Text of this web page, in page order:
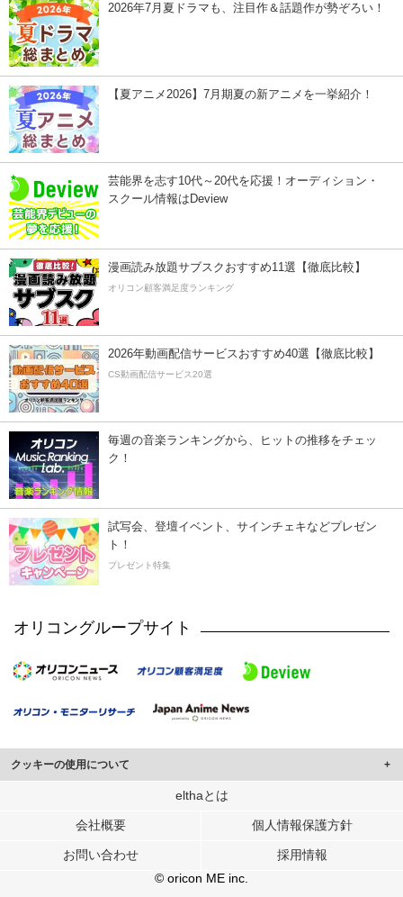
2026年7月夏ドラマも、注目作＆話題作が勢ぞろい！
【夏アニメ2026】7月期夏の新アニメを一挙紹介！
芸能界を志す10代～20代を応援！オーディション・
スクール情報はDeview
漫画読み放題サブスクおすすめ11選【徹底比較】
オリコン顧客満足度ランキング
2026年動画配信サービスおすすめ40選【徹底比較】
CS動画配信サービス20選
毎週の音楽ランキングから、ヒットの推移をチェッ
ク！
試写会、登壇イベント、サインチェキなどプレゼン
ト！
プレゼント特集
オリコングループサイト
クッキーの使用について
このサイトでは Cookie を使用して、ユーザーに合わせたコンテンツや広告の
行っています。
メディアや広告配信、データ解析の各パートナーに提供しています。
各パートナーは、この情報とユーザーが各パートナーに提供した他の情報や、
ユーザーが各パートナーのサービスを使用したときに収集した他の情報を組み
elthaとは
会社概要 個人情報保護方針
お問い合わせ
採用情報
© oricon ME inc.